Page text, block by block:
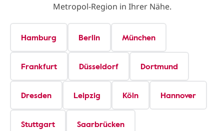
Metropol-Region in Ihrer Nähe.
Hamburg Berlin München
Frankfurt Düsseldorf Dortmund
Dresden Leipzig Köln Hannover
Stuttgart Saarbrücken